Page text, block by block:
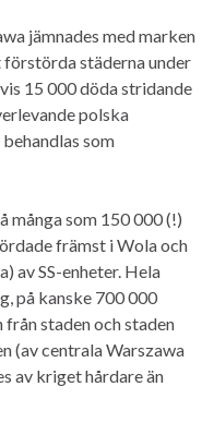
jämnades med marken
förstörda städerna under
15 000 döda stridande
polska
som
många som 150 000 (!)
främst i Wola och
av SS-enheter. Hela
på kanske 700 000
staden och staden
(av centrala Warszawa
av kriget hårdare än